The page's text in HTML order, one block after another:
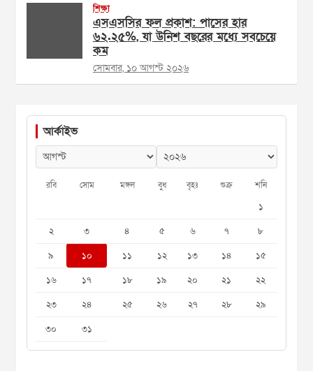
শিক্ষা
এসএসসির ফল প্রকাশ: পাসের হার
৬২.২৫%, যা উনিশ বছরের মধ্যে সবচেয়ে
কম
সোমবার, ১০ আগস্ট ২০২৬
আর্কাইভ
রবি সোম মঙ্গল বুধ বৃহঃ শুক্র শনি
১
২
৩ ৪ ৫ ৬ ৭
৮
৯
১০ ১১ ১২ ১৩ ১৪
১৫
১৬
১৭ ১৮ ১৯ ২০ ২১
২২
২৩
২৪ ২৫ ২৬ ২৭ ২৮
২৯
৩০
৩১